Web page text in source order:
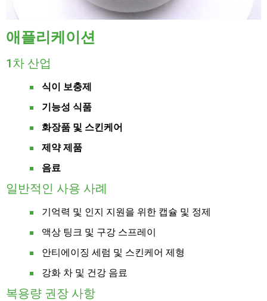
애플리케이션
1차 산업
식이 보충제
기능성 식품
화장품 및 스킨케어
제약 제품
음료
일반적인 사용 사례
기억력 및 인지 지원을 위한 캡슐 및 정제
액상 팅크 및 구강 스프레이
안티에이징 세럼 및 스킨케어 제형
강화 차 및 건강 음료
복용량 권장 사항